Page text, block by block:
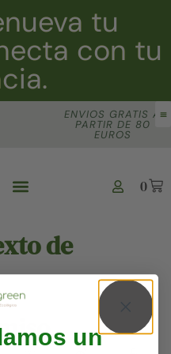
tu
con tu
ENVIOS GRATIS A
PARTIR DE 80
EUROS
0
de
un